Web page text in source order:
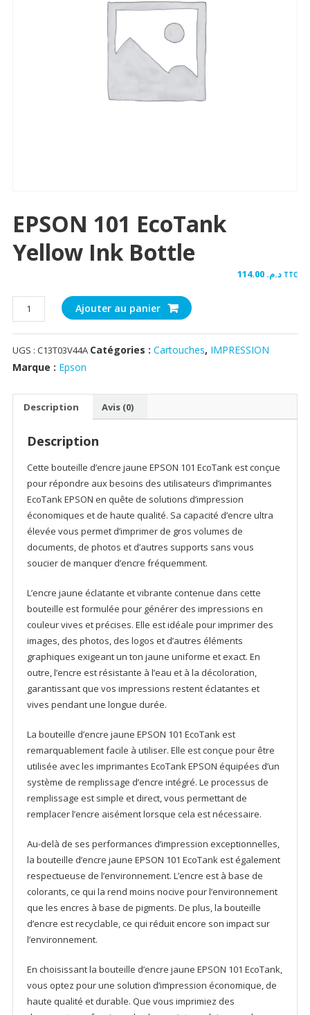
EPSON 101 EcoTank
Yellow Ink Bottle
د.م. TTC
quantité
de
EPSON
101
EcoTank
ink
bottle
Ajouter au panier
UGS : C13T03V44A Catégories : Cartouches, IMPRESSION
Marque : Epson
Description Avis (0)
Description
Cette bouteille d’encre jaune EPSON 101 EcoTank est conçue
pour répondre aux besoins des utilisateurs d’imprimantes
EcoTank EPSON en quête de solutions d’impression
économiques et de haute qualité. Sa capacité d’encre ultra
élevée vous permet d’imprimer de gros volumes de
documents, de photos et d’autres supports sans vous
soucier de manquer d’encre fréquemment.
L’encre jaune éclatante et vibrante contenue dans cette
bouteille est formulée pour générer des impressions en
couleur vives et précises. Elle est idéale pour imprimer des
images, des photos, des logos et d’autres éléments
graphiques exigeant un ton jaune uniforme et exact. En
outre, l’encre est résistante à l’eau et à la décoloration,
garantissant que vos impressions restent éclatantes et
vives pendant une longue durée.
La bouteille d’encre jaune EPSON 101 EcoTank est
remarquablement facile à utiliser. Elle est conçue pour être
utilisée avec les imprimantes EcoTank EPSON équipées d’un
système de remplissage d’encre intégré. Le processus de
remplissage est simple et direct, vous permettant de
remplacer l’encre aisément lorsque cela est nécessaire.
Au-delà de ses performances d’impression exceptionnelles,
la bouteille d’encre jaune EPSON 101 EcoTank est également
respectueuse de l’environnement. L’encre est à base de
colorants, ce qui la rend moins nocive pour l’environnement
que les encres à base de pigments. De plus, la bouteille
d’encre est recyclable, ce qui réduit encore son impact sur
l’environnement.
En choisissant la bouteille d’encre jaune EPSON 101 EcoTank,
vous optez pour une solution d’impression économique, de
haute qualité et durable. Que vous imprimiez des